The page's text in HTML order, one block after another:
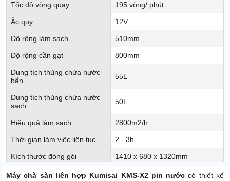
Tốc độ vòng quay 195 vòng/ phút
Ắc quy 12V
Độ rộng làm sạch 510mm
Độ rộng cần gạt 800mm
Dung tích thùng chứa nước
bẩn
55L
Dung tích thùng chứa nước
sạch
50L
Hiệu quả làm sạch 2800m2/h
Thời gian làm việc liên tục 2 - 3h
Kích thước đóng gói 1410 x 680 x 1320mm
Kích thước sản phẩm 1200 x 800 x 1050mm
Máy chà sàn liên hợp Kumisai KMS-X2 pin nướccó thiết kế